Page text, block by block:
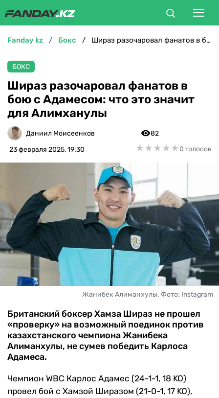
БОКС
ММА
ТЕННИС
ХОККЕЙ
ВЕЛОСПОРТ
ЧМ-2026
ДРУГИЕ
БУКМЕКЕРЫ
fanday kz бокс Шираз разочаровал фанатов в бою с Адамесом: что это значит для Алимханулы
БОКС
Шираз разочаровал фанатов в
бою с Адамесом: что это значит
для Алимханулы
Даниил Моисеенков
23 февраля 2025, 19:30
82
★★★★★
★★★★★0 голосов
Жанибек Алиманхулы. Фото: Instagram
Британский боксер Хамза Шираз не прошел
«проверку» на возможный поединок против
казахстанского чемпиона Жанибека
Алиманхулы, не сумев победить Карлоса
Адамеса.
Чемпион WBC Карлос Адамес (24-1-1, 18 KO)
провел бой с Хамзой Ширазом (21-0-1, 17 KO),